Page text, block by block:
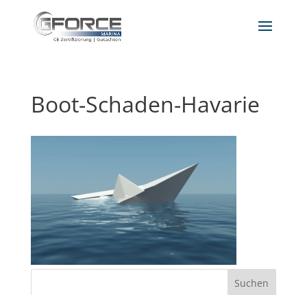
Boot-Schaden-Havarie